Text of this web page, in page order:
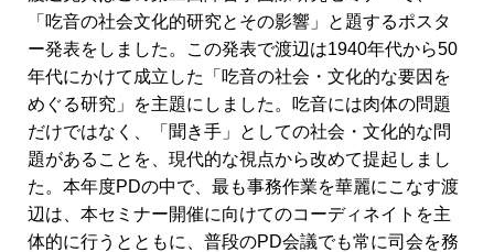
「吃音の社会文化的研究とその影響」と題するポスタ
ー発表をしました。この発表で渡辺は1940年代から50
年代にかけて成立した「吃音の社会・文化的な要因を
めぐる研究」を主題にしました。吃音には肉体の問題
だけではなく、「聞き手」としての社会・文化的な問
題があることを、現代的な視点から改めて提起しまし
た。本年度PDの中で、最も事務作業を華麗にこなす渡
辺は、本セミナー開催に向けてのコーディネイトを主
体的に行うとともに、普段のPD会議でも常に司会を務